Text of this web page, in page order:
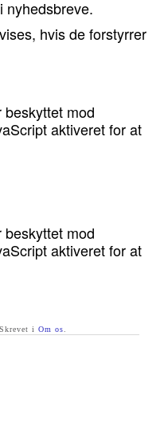
nyhedsbreve.
hvis de forstyrrer
mod
aktiveret for at
mod
aktiveret for at
Skrevet i Om os